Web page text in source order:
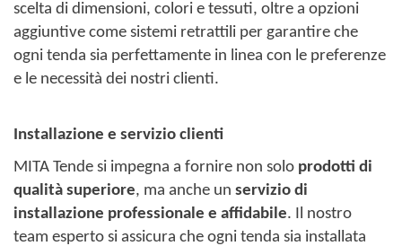
scelta di dimensioni, colori e tessuti, oltre a opzioni
aggiuntive come sistemi retrattili per garantire che
ogni tenda sia perfettamente in linea con le preferenze
e le necessità dei nostri clienti.
Installazione e servizio clienti
MITA Tende si impegna a fornire non solo prodotti di
qualità superiore, ma anche un servizio di
installazione professionale e affidabile. Il nostro
team esperto si assicura che ogni tenda sia installata